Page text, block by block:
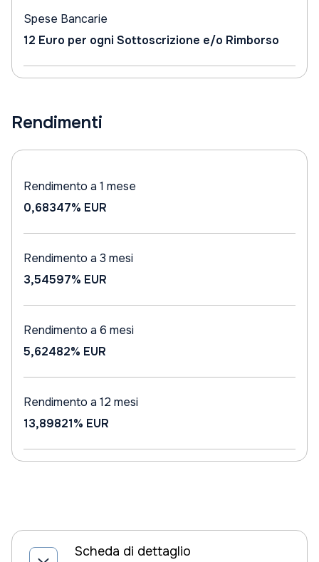
Spese Bancarie
12 Euro per ogni Sottoscrizione e/o Rimborso
Rendimenti
Rendimento a 1 mese
0,68347% EUR
Rendimento a 3 mesi
3,54597% EUR
Rendimento a 6 mesi
5,62482% EUR
Rendimento a 12 mesi
13,89821% EUR
Scheda di dettaglio